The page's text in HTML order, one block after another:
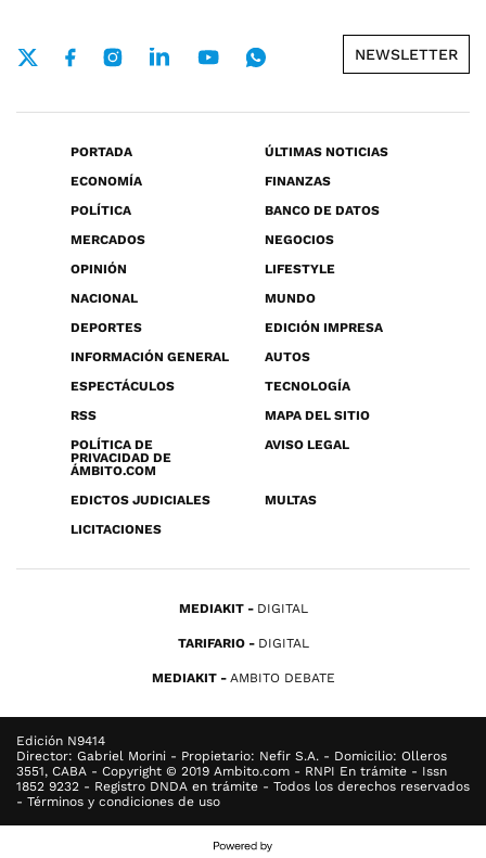
NEWSLETTER
PORTADA
ÚLTIMAS NOTICIAS
ECONOMÍA
FINANZAS
POLÍTICA
BANCO DE DATOS
MERCADOS
NEGOCIOS
OPINIÓN
LIFESTYLE
NACIONAL
MUNDO
DEPORTES
EDICIÓN IMPRESA
INFORMACIÓN GENERAL
AUTOS
ESPECTÁCULOS
TECNOLOGÍA
RSS
MAPA DEL SITIO
POLÍTICA DE
PRIVACIDAD DE
ÁMBITO.COM
AVISO LEGAL
EDICTOS JUDICIALES
MULTAS
LICITACIONES
MEDIAKIT DIGITAL
TARIFARIO DIGITAL
MEDIAKIT AMBITO DEBATE
Edición N9414
Director: Gabriel Morini - Propietario: Nefir S.A. - Domicilio: Olleros
3551, CABA - Copyright © 2019 Ambito.com - RNPI En trámite - Issn
1852 9232 - Registro DNDA en trámite - Todos los derechos reservados
- Términos y condiciones de uso